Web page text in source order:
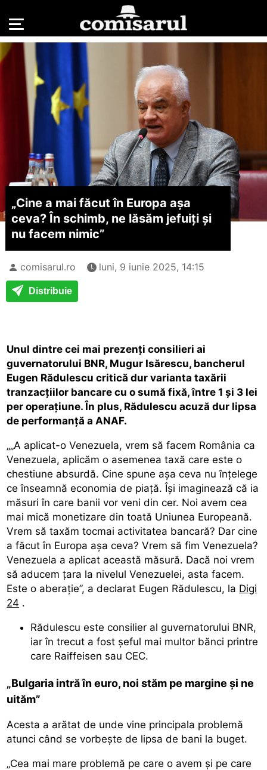
„Cine a mai făcut în Europa așa
ceva? În schimb, ne lăsăm jefuiți și
nu facem nimic”
comisarul.ro luni, 9 iunie 2025, 14:15
Distribuie
Unul dintre cei mai prezenți consilieri ai
guvernatorului BNR, Mugur Isărescu, bancherul
Eugen Rădulescu critică dur varianta taxării
tranzacțiilor bancare cu o sumă fixă, între 1 și 3 lei
per operațiune. În plus, Rădulescu acuză dur lipsa
de performanță a ANAF.
„„A aplicat-o Venezuela, vrem să facem România ca
Venezuela, aplicăm o asemenea taxă care este o
chestiune absurdă. Cine spune așa ceva nu înțelege
ce înseamnă economia de piață. Își imaginează că ia
măsuri în care banii vor veni din cer. Noi avem cea
mai mică monetizare din toată Uniunea Europeană.
Vrem să taxăm tocmai activitatea bancară? Dar cine
a făcut în Europa așa ceva? Vrem să fim Venezuela?
Venezuela a aplicat această măsură. Dacă noi vrem
să aducem țara la nivelul Venezuelei, asta facem.
Este o aberație”, a declarat Eugen Rădulescu, la Digi
24 .
Rădulescu este consilier al guvernatorului BNR,
iar în trecut a fost șeful mai multor bănci printre
care Raiffeisen sau CEC.
„Bulgaria intră în euro, noi stăm pe margine și ne
uităm”
Acesta a arătat de unde vine principala problemă
atunci când se vorbește de lipsa de bani la buget.
„Cea mai mare problemă pe care o avem și pe care